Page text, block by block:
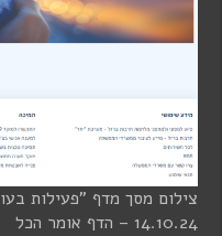
צילום מסך מדף "פעילות
14.10.24 – הדף אומר הכל